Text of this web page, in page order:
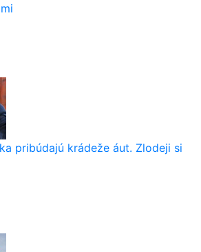
pribúdajú krádeže áut. Zlodeji si